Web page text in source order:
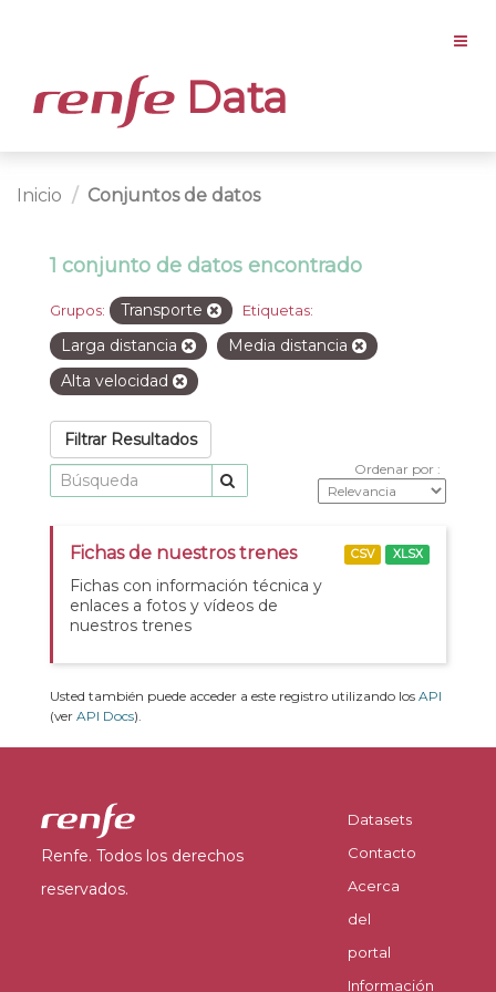
Data
Inicio Conjuntos de datos
1 conjunto de datos encontrado
Grupos: Transporte Etiquetas:
Larga distancia
Media distancia
Alta velocidad
Filtrar Resultados
Ordenar por
Fichas de nuestros trenes
Fichas con información técnica y
enlaces a fotos y vídeos de
nuestros trenes
CSV XLSX
Usted también puede acceder a este registro utilizando los API
(ver API Docs).
Renfe. Todos los derechos
reservados.
Datasets
Contacto
Acerca
del
portal
Información